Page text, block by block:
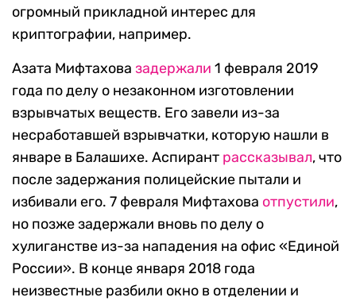
огромный прикладной интерес для
криптографии, например.
Азата Мифтахова задержали 1 февраля 2019
года по делу о незаконном изготовлении
взрывчатых веществ. Его завели из-за
несработавшей взрывчатки, которую нашли в
январе в Балашихе. Аспирант рассказывал, что
после задержания полицейские пытали и
избивали его. 7 февраля Мифтахова отпустили,
но позже задержали вновь по делу о
хулиганстве из-за нападения на офис «Единой
России». В конце января 2018 года
неизвестные разбили окно в отделении и